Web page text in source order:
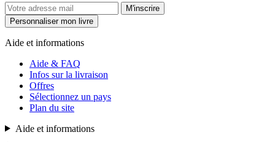
M'inscrire
Personnaliser mon livre
Aide et informations
Aide & FAQ
Infos sur la livraison
Offres
Sélectionnez un pays
Plan du site
Aide et informations